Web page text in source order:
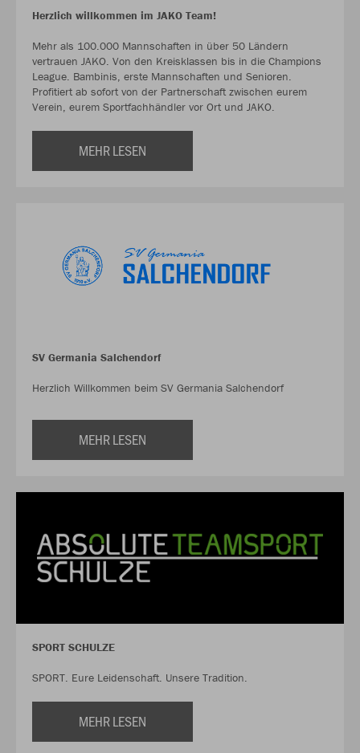
Herzlich willkommen im JAKO Team!
Mehr als 100.000 Mannschaften in über 50 Ländern
vertrauen JAKO. Von den Kreisklassen bis in die Champions
League. Bambinis, erste Mannschaften und Senioren.
Profitiert ab sofort von der Partnerschaft zwischen eurem
Verein, eurem Sportfachhändler vor Ort und JAKO.
MEHR LESEN
SV Germania Salchendorf
Herzlich Willkommen beim SV Germania Salchendorf
MEHR LESEN
SPORT SCHULZE
SPORT. Eure Leidenschaft. Unsere Tradition.
MEHR LESEN